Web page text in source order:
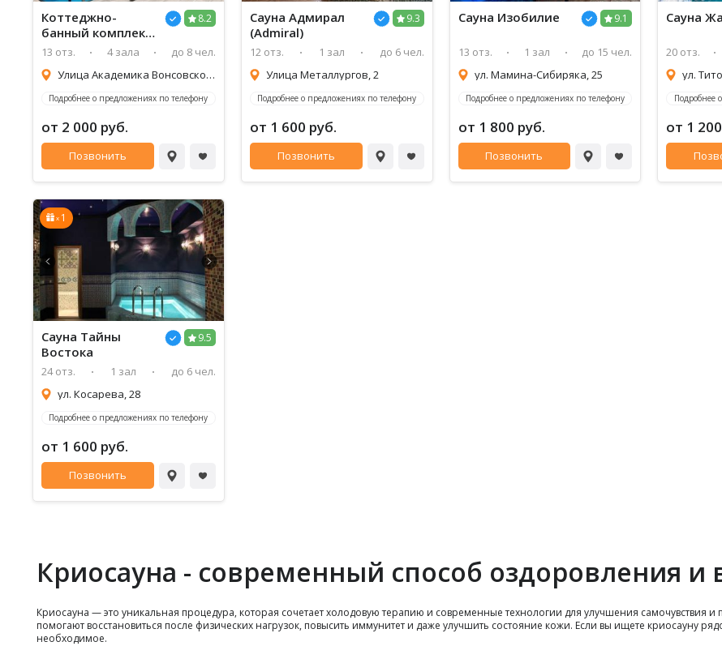
8.2
Коттеджно-
банный комплекс
Сосновый бор
13 отз. 4 зала
до 8 чел.
Улица Академика Вонсовского, 2/44
Подробнее о предложениях по телефону
от 2 000 руб.
Позвонить
9.3
Сауна Адмирал
(Admiral)
12 отз. 1 зал
до 6 чел.
Улица Металлургов, 2
Подробнее о предложениях по телефону
от 1 600 руб.
Позвонить
9.1
Сауна Изобилие
13 отз. 1 зал
до 15 чел.
ул. Мамина-Сибиряка, 25
Подробнее о предложениях по телефону
от 1 800 руб.
Позвонить
Сауна
20 отз.
ул.
Подробнее
от 1
x 1
9.5
Сауна Тайны
Востока
24 отз. 1 зал
до 6 чел.
ул. Косарева, 28
Подробнее о предложениях по телефону
от 1 600 руб.
Позвонить
Криосаунa - современный способ оздоровления и
Криосаунa — это уникальная процедура, которая сочетает холодовую терапию и современные технологии для улучшения самочувствия
помогают восстановиться после физических нагрузок, повысить иммунитет и даже улучшить состояние кожи. Если вы ищете криосауну
необходимое.